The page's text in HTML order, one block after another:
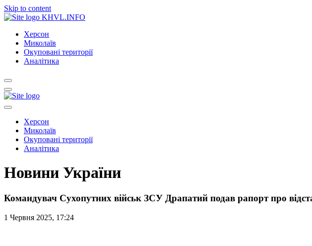
Skip to content
KHVL.INFO
Херсон
Миколаїв
Окуповані території
Аналітика
Херсон
Миколаїв
Окуповані території
Аналітика
Новини України
Командувач Сухопутних військ ЗСУ Драпатий подав рапорт про
1 Червня 2025, 17:24